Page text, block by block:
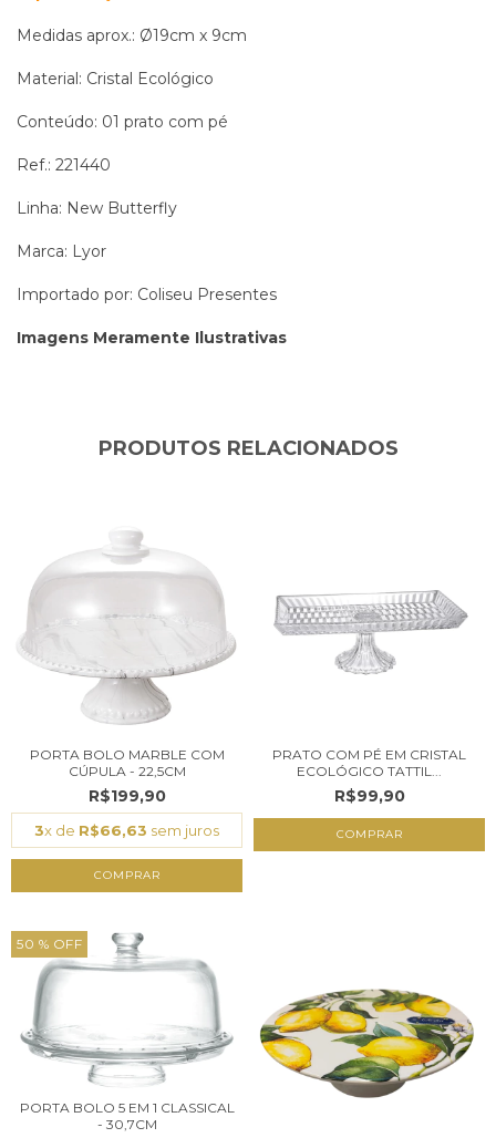
Medidas aprox.: Ø19cm x 9cm
Material: Cristal Ecológico
Conteúdo: 01 prato com pé
Ref.: 221440
Linha: New Butterfly
Marca: Lyor
Importado por: Coliseu Presentes
Imagens Meramente Ilustrativas
PRODUTOS RELACIONADOS
PORTA BOLO MARBLE COM
CÚPULA - 22,5CM
R$199,90
3x de R$66,63 sem juros
PRATO COM PÉ EM CRISTAL
ECOLÓGICO TATTIL...
R$99,90
COMPRAR
50 % OFF
PORTA BOLO 5 EM 1 CLASSICAL
- 30,7CM